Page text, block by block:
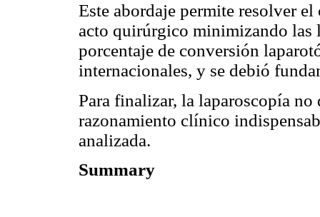
Este abordaje permite resolver
acto quirúrgico minimizando las
porcentaje de conversión
internacionales, y se debió
Para finalizar, la laparoscopía
razonamiento clínico
analizada.
Summary